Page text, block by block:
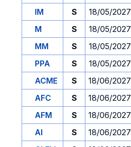
IM
S 18/05/2027
M
S 18/05/2027
MM
S 18/05/2027
PPA
S 18/05/2027
ACME
S 18/06/2027
AFC
S 18/06/2027
AFM
S 18/06/2027
AI
S 18/06/2027